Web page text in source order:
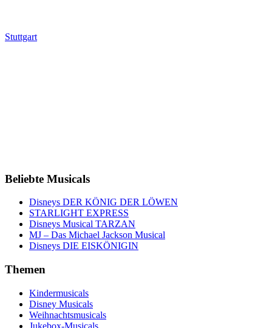
Stuttgart
Beliebte Musicals
Disneys DER KÖNIG DER LÖWEN
STARLIGHT EXPRESS
Disneys Musical TARZAN
MJ – Das Michael Jackson Musical
Disneys DIE EISKÖNIGIN
Themen
Kindermusicals
Disney Musicals
Weihnachtsmusicals
Jukebox-Musicals